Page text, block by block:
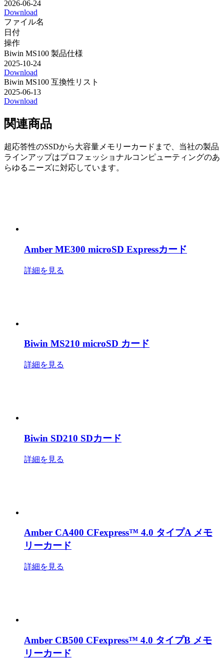
2026-06-24
Download
ファイル名
日付
操作
Biwin MS100 製品仕様
2025-10-24
Download
Biwin MS100 互換性リスト
2025-06-13
Download
関連商品
超応答性のSSDから大容量メモリーカードまで、当社の製品
ラインアップはプロフェッショナルコンピューティングのあ
らゆるニーズに対応しています。
Amber ME300 microSD Expressカード
詳細を見る
Biwin MS210 microSD カード
詳細を見る
Biwin SD210 SDカード
詳細を見る
Amber CA400 CFexpress™ 4.0 タイプA メモ
リーカード
詳細を見る
Amber CB500 CFexpress™ 4.0 タイプB メモ
リーカード